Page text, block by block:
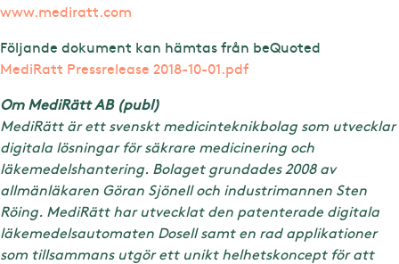
www.mediratt.com
Följande dokument kan hämtas från beQuoted
MediRatt Pressrelease 2018-10-01.pdf
Om MediRätt AB (publ)
MediRätt är ett svenskt medicinteknikbolag som utvecklar
digitala lösningar för säkrare medicinering och
läkemedelshantering. Bolaget grundades 2008 av
allmänläkaren Göran Sjönell och industrimannen Sten
Röing. MediRätt har utvecklat den patenterade digitala
läkemedelsautomaten Dosell samt en rad applikationer
som tillsammans utgör ett unikt helhetskoncept för att